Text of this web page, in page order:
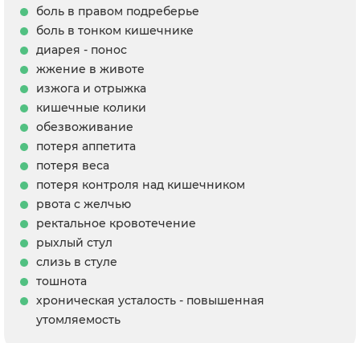
боль в правом подреберье
боль в тонком кишечнике
диарея - понос
жжение в животе
изжога и отрыжка
кишечные колики
обезвоживание
потеря аппетита
потеря веса
потеря контроля над кишечником
рвота с желчью
ректальное кровотечение
рыхлый стул
слизь в стуле
тошнота
хроническая усталость - повышенная
утомляемость